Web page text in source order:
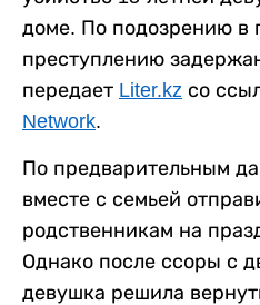
доме. По подозрению в
преступлению
передает Liter.kz со
Network.
По предварительным
вместе с семьей
родственникам на
Однако после ссоры с
девушка решила